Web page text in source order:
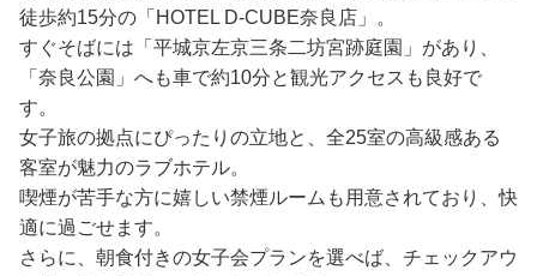
徒歩約15分の「HOTEL D-CUBE奈良店」。
すぐそばには「平城京左京三条二坊宮跡庭園」があり、
「奈良公園」へも車で約10分と観光アクセスも良好で
す。
女子旅の拠点にぴったりの立地と、全25室の高級感ある
客室が魅力のラブホテル。
喫煙が苦手な方に嬉しい禁煙ルームも用意されており、快
適に過ごせます。
さらに、朝食付きの女子会プランを選べば、チェックアウ